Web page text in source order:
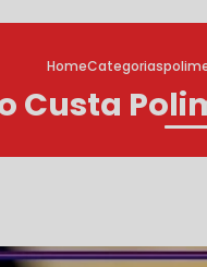
HomeCategorias
Custa